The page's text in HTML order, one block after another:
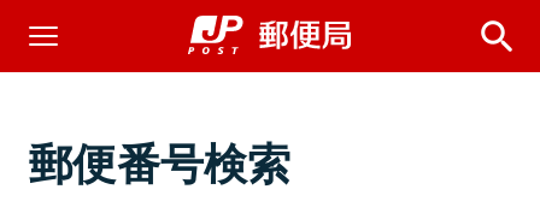
郵便番号検索